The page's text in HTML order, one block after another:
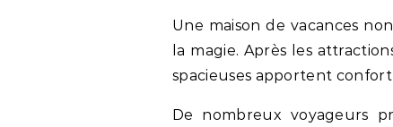
Une maison de vacances
la magie. Après les
spacieuses apportent
De nombreux voyageurs